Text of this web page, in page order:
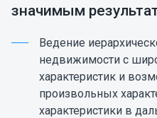
значимым
Ведение
недвижимости с
характеристик и
произвольных
характеристики в